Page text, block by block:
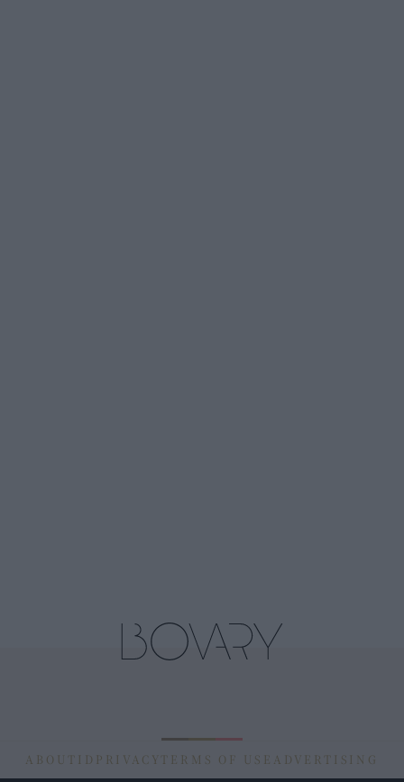
ABOUT ID PRIVACY TERMS OF USE ADVERTISING